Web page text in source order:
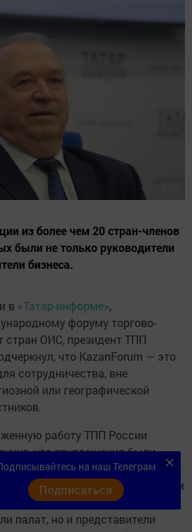
из более чем 20 стран-членов
были не только руководители
бизнеса.
в «Татар-информе»,
форуму торгово-
ОИС, президент ТПП
что KazanForum — это
сотрудничества, вне
или географической
работу ТПП России
что приглашения были
сторонам.
собрал делегации из более чем
составе которых были
палат, но и представители
на наш Телеграм
Подписаться